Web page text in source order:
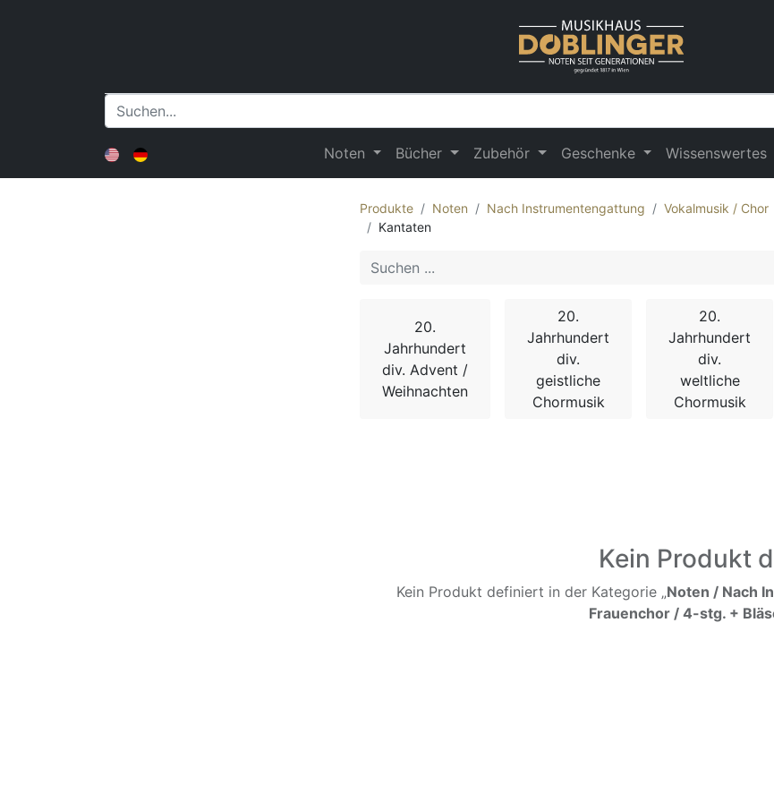
Noten Bücher Zubehör Geschenke Wissenswertes
Produkte Noten Nach Instrumentengattung Vokalmusik / Chor
Kantaten
20.
Jahrhundert
div. Advent /
Weihnachten
20.
Jahrhundert
div.
geistliche
Chormusik
20.
Jahrhundert
div.
weltliche
Chormusik
Kein Produkt
Kein Produkt definiert in der Kategorie „Noten / Nach
Frauenchor / 4-stg. +